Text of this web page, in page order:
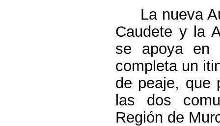
La nueva
Caudete y la
se apoya en
completa un
de peaje, que
las dos
Región de